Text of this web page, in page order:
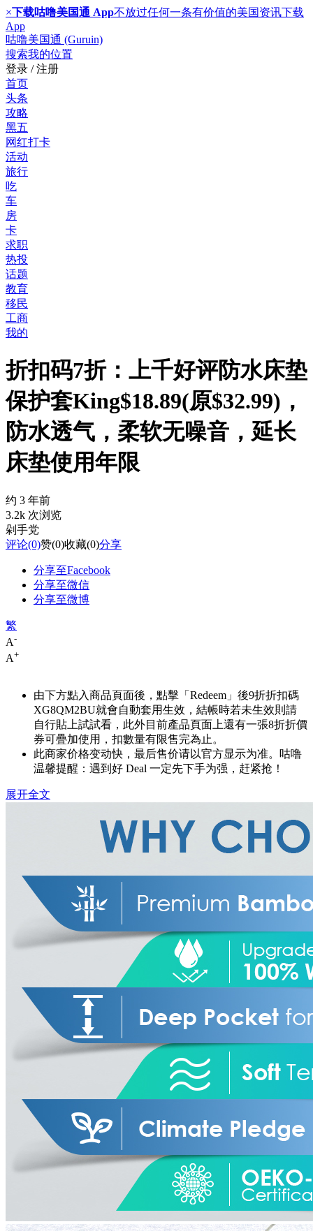
×下载咕噜美国通 App不放过任何一条有价值的美国资讯下载
App
咕噜美国通 (Guruin)
搜索我的位置
登录 / 注册
首页
头条
攻略
黑五
网红打卡
活动
旅行
吃
车
房
卡
求职
热投
话题
教育
移民
工商
我的
折扣码7折：上千好评防水床垫
保护套King$18.89(原$32.99)，
防水透气，柔软无噪音，延长
床垫使用年限
约 3 年前
3.2k 次浏览
剁手党
评论(0)赞(0)收藏(0)分享
分享至Facebook
分享至微信
分享至微博
繁
A-
A+
由下方點入商品頁面後，點擊「Redeem」後9折折扣碼
XG8QM2BU就會自動套用生效，結帳時若未生效則請
自行貼上試試看，此外目前產品頁面上還有一張8折折價
券可疊加使用，扣數量有限售完為止。
此商家价格变动快，最后售价请以官方显示为准。咕噜
温馨提醒：遇到好 Deal 一定先下手为强，赶紧抢！
展开全文